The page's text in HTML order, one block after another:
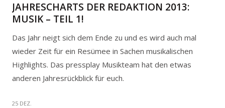
JAHRESCHARTS DER REDAKTION 2013:
MUSIK – TEIL 1!
Das Jahr neigt sich dem Ende zu und es wird auch mal
wieder Zeit für ein Resümee in Sachen musikalischen
Highlights. Das pressplay Musikteam hat den etwas
anderen Jahresrückblick für euch.
25 DEZ.